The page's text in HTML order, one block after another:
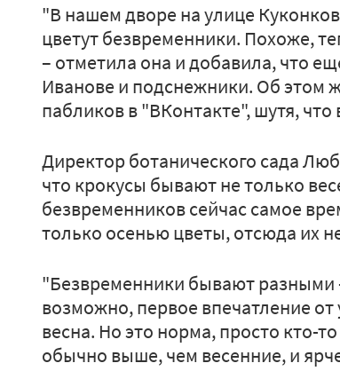
"В нашем дворе на улице
цветут безвременники. Похоже,
– отметила она и добавила, что
Иванове и подснежники. Об этом
пабликов в "ВКонтакте", шутя,
Директор ботанического сада
что крокусы бывают не только
безвременников сейчас самое
только осенью цветы, отсюда их
"Безвременники бывают
возможно, первое впечатление
весна. Но это норма, просто кто-
обычно выше, чем весенние, и